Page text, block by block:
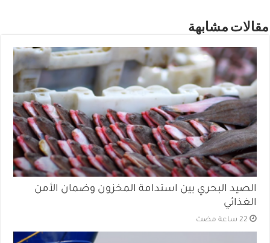
مقالات مشابهة
الصيد البحري بين استدامة المخزون وضمان الأمن
الغذائي